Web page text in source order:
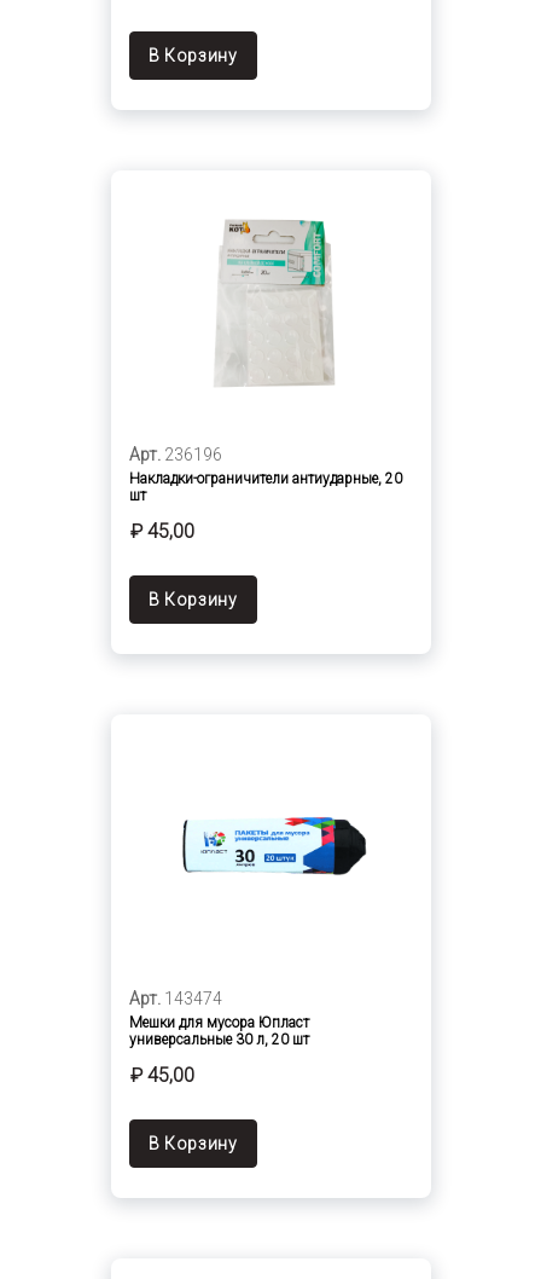
В Корзину
Арт. 236196
Накладки-ограничители антиударные, 20
шт
₽ 45,00
В Корзину
Арт. 143474
Мешки для мусора Юпласт
универсальные 30 л, 20 шт
₽ 45,00
В Корзину